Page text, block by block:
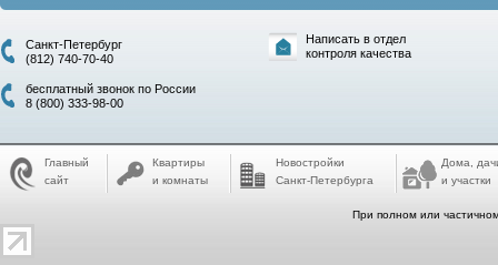
Санкт-Петербург
(812) 740-70-40
бесплатный звонок по России
8 (800) 333-98-00
Написать в отдел
контроля качества
Главный
сайт
Квартиры
и комнаты
Новостройки
Санкт-Петербурга
Дома,
и участки
При полном или